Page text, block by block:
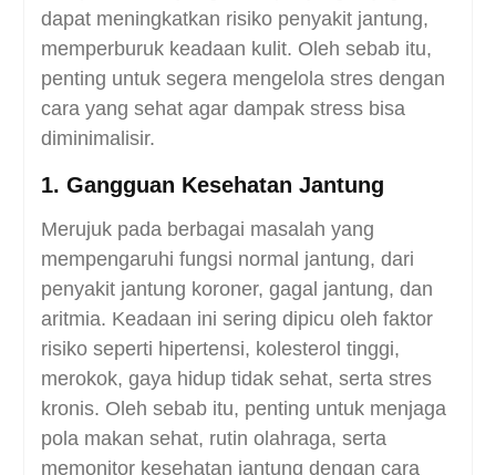
dapat meningkatkan risiko penyakit jantung,
memperburuk keadaan kulit. Oleh sebab itu,
penting untuk segera mengelola stres dengan
cara yang sehat agar dampak stress bisa
diminimalisir.
1. Gangguan Kesehatan Jantung
Merujuk pada berbagai masalah yang
mempengaruhi fungsi normal jantung, dari
penyakit jantung koroner, gagal jantung, dan
aritmia. Keadaan ini sering dipicu oleh faktor
risiko seperti hipertensi, kolesterol tinggi,
merokok, gaya hidup tidak sehat, serta stres
kronis. Oleh sebab itu, penting untuk menjaga
pola makan sehat, rutin olahraga, serta
memonitor kesehatan jantung dengan cara